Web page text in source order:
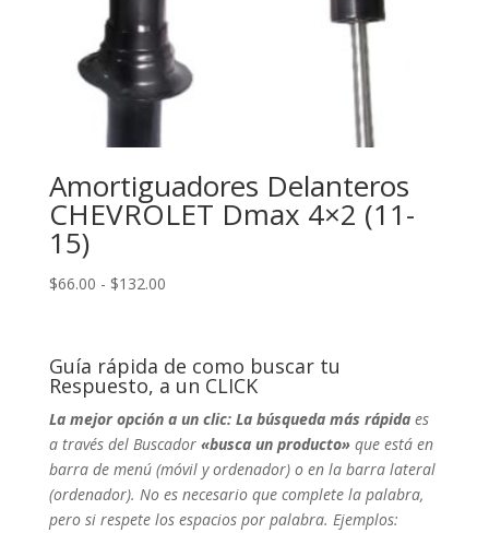
Amortiguadores Delanteros
CHEVROLET Dmax 4×2 (11-
15)
$66.00 - $132.00Rango
desde
$66.00
$132.00
Guía rápida de como buscar tu
Respuesto, a un CLICK
La mejor opción a un clic: La búsqueda más rápida es
a través del Buscador«busca un producto»que está en
barra de menú (móvil y ordenador) o en la barra lateral
(ordenador). Noes necesario que complete la palabra,
pero si respete los espacios por palabra. Ejemplos: